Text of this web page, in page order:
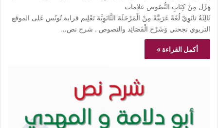
هَزْل مِنْ كِتَابِ النُّصُوص علامات
ثَالِثَةٌ ثانَوِيّ لُغَةً عَرَبِيَّةً مِنْ الْمَرْحَلَةَ الثَّانَوِيَّةَ تَعْلِيم قراية تُونُس عَلى الموقع
التربوي نجحني وَشَرْح الْقَصَائِد والنصوص . شرح نص…
أكمل القراءة »